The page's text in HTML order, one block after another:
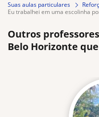
Suas aulas particulares
eu trabalhei em uma escolinha
Outros
Belo Horizonte